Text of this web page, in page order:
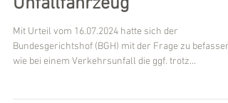
Minderwerts (verbleibende
Wertminderung trotz
Reparatur) bei einem